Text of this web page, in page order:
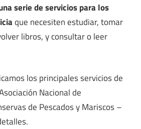
serie de servicios para los
que necesiten estudiar, tomar
libros, y consultar o leer
los principales servicios de
Nacional de
de Pescados y Mariscos –